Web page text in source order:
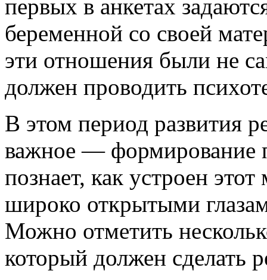
первых в анкетах
беременной со своей
эти отношения были не
должен проводить
В этом период развития
важное — формирование
познает, как устроен
широко открытыми
Можно отметить
который должен сделать